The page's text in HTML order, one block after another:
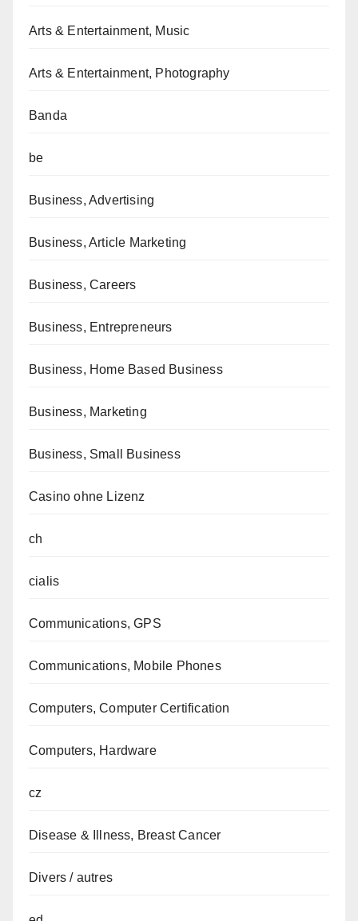
Arts & Entertainment, Music
Arts & Entertainment, Photography
Banda
be
Business, Advertising
Business, Article Marketing
Business, Careers
Business, Entrepreneurs
Business, Home Based Business
Business, Marketing
Business, Small Business
Casino ohne Lizenz
ch
cialis
Communications, GPS
Communications, Mobile Phones
Computers, Computer Certification
Computers, Hardware
cz
Disease & Illness, Breast Cancer
Divers / autres